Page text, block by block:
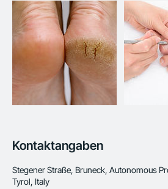
Kontaktangaben
Stegener Straße, Bruneck, Autonomous
Tyrol, Italy